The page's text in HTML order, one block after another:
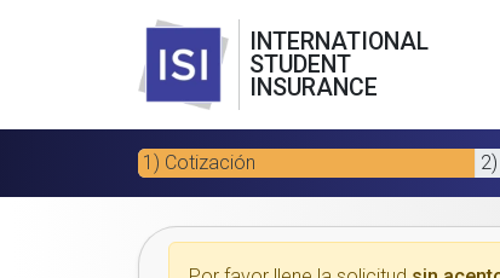
INTERNATIONAL
STUDENT
INSURANCE
1) Cotización